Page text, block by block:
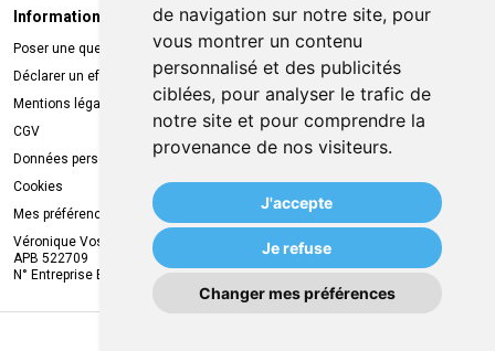
de navigation sur notre site, pour
vous montrer un contenu
personnalisé et des publicités
ciblées, pour analyser le trafic de
notre site et pour comprendre la
provenance de nos visiteurs.
J'accepte
Je refuse
Changer mes préférences
Informations légales
Poser une question
Déclarer un effet indésirable
Mentions légales
CGV
Données personnelles
Cookies
Mes préférences Cookies
Véronique Vos
APB 522709
N° Entreprise BE0749.944.612
Livraison
Retrait à la pharmacie
Livraison chez vous
Livraison dans un Point Relais